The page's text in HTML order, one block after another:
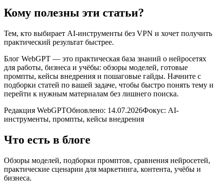
Кому полезны эти статьи?
Тем, кто выбирает AI-инструменты без VPN и хочет получить
практический результат быстрее.
Блог WebGPT — это практическая база знаний о нейросетях
для работы, бизнеса и учёбы: обзоры моделей, готовые
промпты, кейсы внедрения и пошаговые гайды. Начните с
подборки статей по вашей задаче, чтобы быстро понять тему и
перейти к нужным материалам без лишнего поиска.
Редакция WebGPTОбновлено: 14.07.2026Фокус: AI-
инструменты, промпты, кейсы внедрения
Что есть в блоге
Обзоры моделей, подборки промптов, сравнения нейросетей,
практические сценарии для маркетинга, контента, учёбы и
бизнеса.